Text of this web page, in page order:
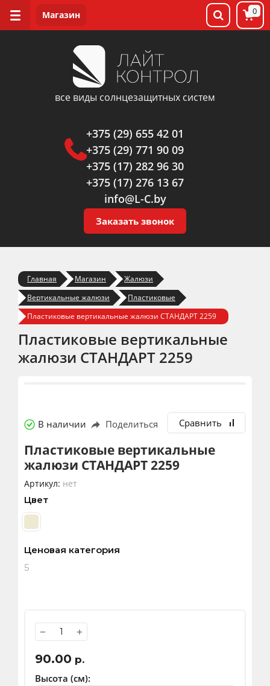
все виды солнцезащитных систем
+375 (29) 655 42 01
+375 (29) 771 90 09
+375 (17) 282 96 30
+375 (17) 276 13 67
info@L-C.by
Заказать звонок
0
Главная Магазин
Жалюзи
Вертикальные жалюзи
Пластиковые
Пластиковые вертикальные жалюзи СТАНДАРТ 2259
Пластиковые вертикальные
жалюзи СТАНДАРТ 2259
В наличии Поделиться Сравнить
Пластиковые вертикальные
жалюзи СТАНДАРТ 2259
Артикул: нет
Цвет
Ценовая категория
5
− +
90.00 р.
Высота (см):